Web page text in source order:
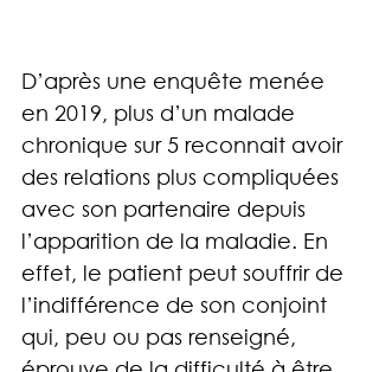
D’après une enquête menée
en 2019, plus d’un malade
chronique sur 5 reconnait avoir
des relations plus compliquées
avec son partenaire depuis
l’apparition de la maladie. En
effet, le patient peut souffrir de
l’indifférence de son conjoint
qui, peu ou pas renseigné,